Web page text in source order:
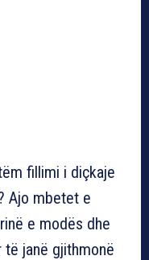
fillimi i diçkaje
Ajo mbetet e
e modës dhe
janë gjithmonë